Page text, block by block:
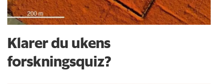
Klarer du ukens
forskningsquiz?